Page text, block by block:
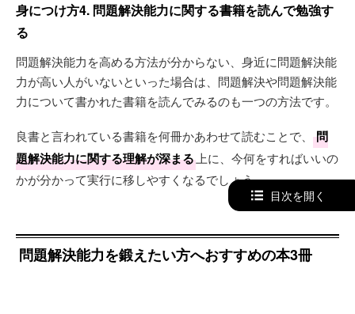
身につけ方4. 問題解決能力に関する書籍を読んで勉強す
る
問題解決能力を高める方法が分からない、身近に問題解決能
力が高い人がいないといった場合は、問題解決や問題解決能
力について書かれた書籍を読んでみるのも一つの方法です。
良書と言われている書籍を何冊かあわせて読むことで、
問
題解決能力に関する理解が深まる上に、今何をすればいいの
かが分かって実行に移しやすくなるでしょう。
問題解決能力を鍛えたい方へおすすめの本3冊
目次を開く